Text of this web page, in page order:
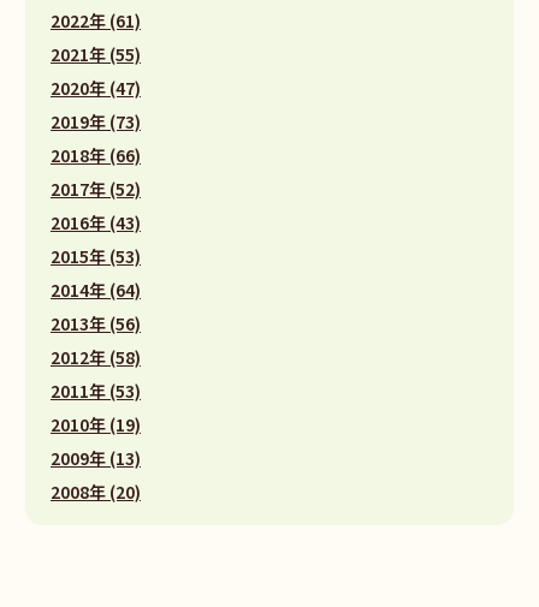
2022年 (61)
2021年 (55)
2020年 (47)
2019年 (73)
2018年 (66)
2017年 (52)
2016年 (43)
2015年 (53)
2014年 (64)
2013年 (56)
2012年 (58)
2011年 (53)
2010年 (19)
2009年 (13)
2008年 (20)